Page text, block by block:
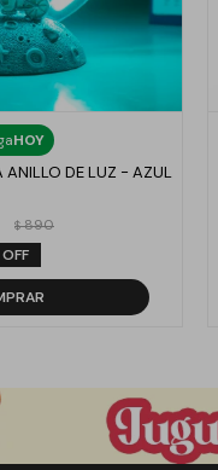
HOY
ANILLO DE LUZ - AZUL
$ 890